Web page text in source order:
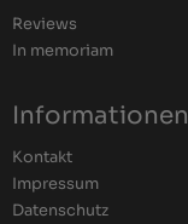
Reviews
In memoriam
Informationen
Kontakt
Impressum
Datenschutz